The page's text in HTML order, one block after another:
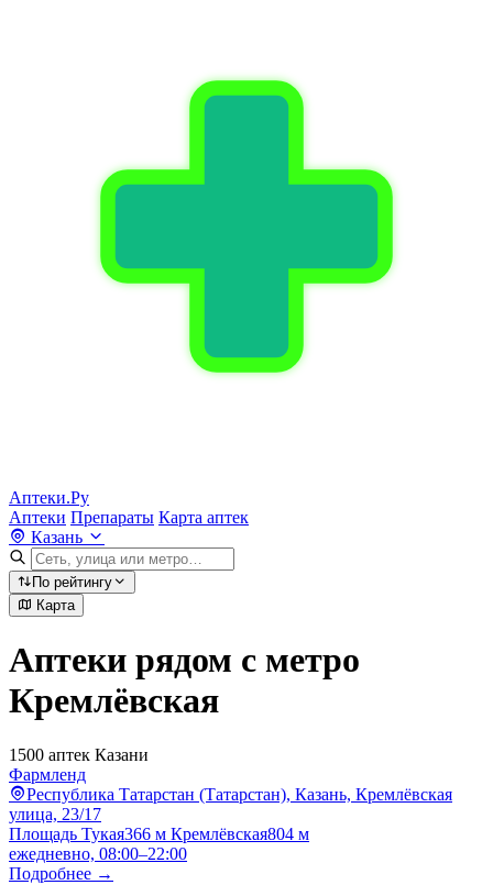
Аптеки.Ру
Аптеки Препараты Карта аптек
Казань
По рейтингу
Карта
Аптеки рядом с метро
Кремлёвская
1500 аптек Казани
Фармленд
Республика Татарстан (Татарстан), Казань, Кремлёвская
улица, 23/17
Площадь Тукая366 м Кремлёвская804 м
ежедневно, 08:00–22:00
Подробнее →